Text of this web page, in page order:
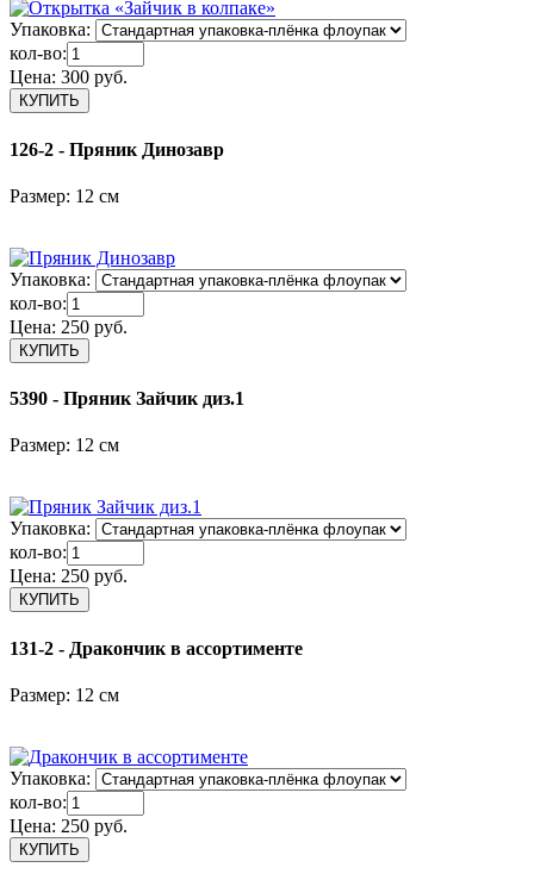
Упаковка:
кол-во:
Цена: 300 руб.
126-2 - Пряник Динозавр
Размер: 12 см
Упаковка:
кол-во:
Цена: 250 руб.
5390 - Пряник Зайчик диз.1
Размер: 12 см
Упаковка:
кол-во:
Цена: 250 руб.
131-2 - Дракончик в ассортименте
Размер: 12 см
Упаковка:
кол-во:
Цена: 250 руб.